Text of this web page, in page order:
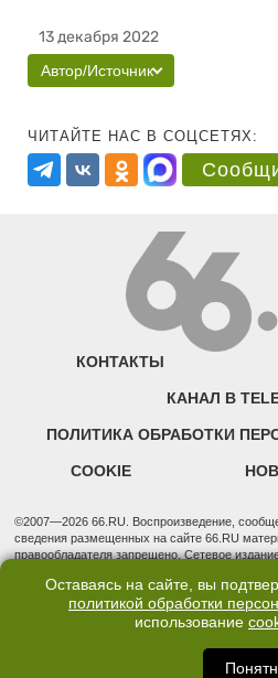
13 декабря 2022
Автор/Источник
ЧИТАЙТЕ НАС В СОЦСЕТЯХ:
КОНТАКТЫ
КАНАЛ В
ПОЛИТИКА ОБРАБОТКИ
COOKIE
©2007—2026 66.RU. Воспроизведение,
сведения размещенных на сайте 66.RU
правообладателя запрещено. Сетевое
надзору в сфере связи, информационных
(Роскомнадзор). Регистрационный номер ЭЛ
Учредитель: Общество с ограниченной
3, оф. 7015 Фактический адрес редакции и
обл., г. Екатеринбург, ул. Бориса Ельцина, д.
Оставаясь на сайте, вы
политикой обработки
использование